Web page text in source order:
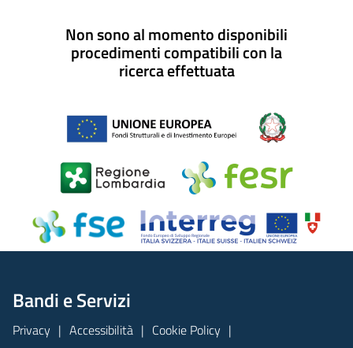
Non sono al momento disponibili
procedimenti compatibili con la
ricerca effettuata
Bandi e Servizi
Privacy Accessibilità
Cookie Policy